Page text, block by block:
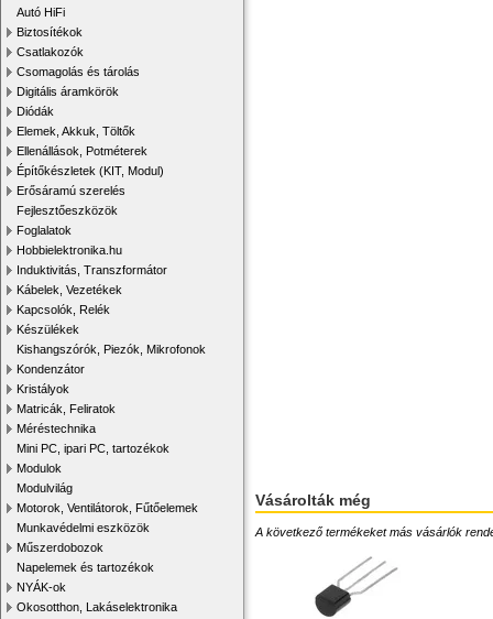
Autó HiFi
Biztosítékok
Csatlakozók
Csomagolás és tárolás
Digitális áramkörök
Diódák
Elemek, Akkuk, Töltők
Ellenállások, Potméterek
Építőkészletek (KIT, Modul)
Erősáramú szerelés
Fejlesztőeszközök
Foglalatok
Hobbielektronika.hu
Induktivitás, Transzformátor
Kábelek, Vezetékek
Kapcsolók, Relék
Készülékek
Kishangszórók, Piezók, Mikrofonok
Kondenzátor
Kristályok
Matricák, Feliratok
Méréstechnika
Mini PC, ipari PC, tartozékok
Modulok
Modulvilág
Motorok, Ventilátorok, Fűtőelemek
Munkavédelmi eszközök
Műszerdobozok
Napelemek és tartozékok
NYÁK-ok
Okosotthon, Lakáselektronika
Vásárolták még
A következő termékeket más vásárlók